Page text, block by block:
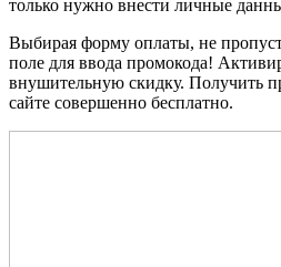
только нужно внести личные
Выбирая форму оплаты, не
поле для ввода промокода!
внушительную скидку. Получить
сайте совершенно бесплатно.